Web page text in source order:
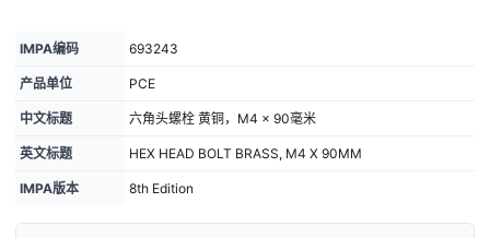
IMPA编码 693243
产品单位 PCE
中文标题 六角头螺栓 黄铜，M4 × 90毫米
英文标题 HEX HEAD BOLT BRASS, M4 X 90MM
IMPA版本 8th Edition